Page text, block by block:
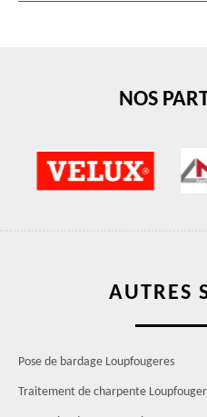
NOS
AUTRES
Pose de bardage Loupfougeres
Traitement de charpente